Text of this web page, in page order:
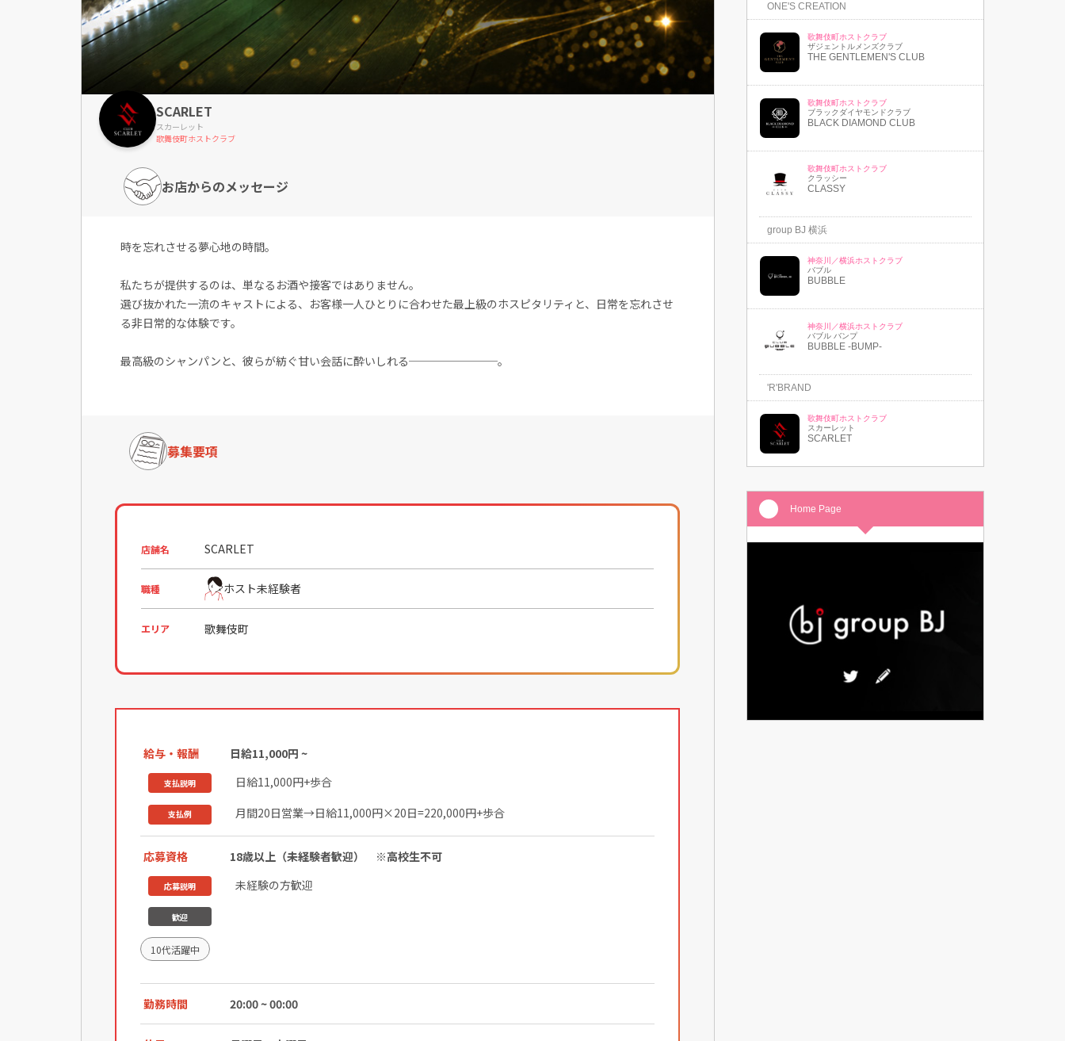
SCARLET
スカーレット
歌舞伎町ホストクラブ
お店からのメッセージ
時を忘れさせる夢心地の時間。
私たちが提供するのは、単なるお酒や接客ではありません。
選び抜かれた一流のキャストによる、お客様一人ひとりに合わせた最上級のホスピタリティと、日常を忘れさせ
る非日常的な体験です。
最高級のシャンパンと、彼らが紡ぐ甘い会話に酔いしれる────────。
募集要項
店舗名 SCARLET
職種 ホスト未経験者
エリア 歌舞伎町
給与・報酬 日給11,000円 ~
支払説明 日給11,000円+歩合
支払例 月間20日営業→日給11,000円×20日=220,000円+歩合
応募資格 18歳以上（未経験者歓迎） ※高校生不可
応募説明 未経験の方歓迎
歓迎
10代活躍中
勤務時間 20:00 ~ 00:00
ONE'S CREATION
歌舞伎町ホストクラブ
ザジェントルメンズクラブ
THE GENTLEMEN'S CLUB
歌舞伎町ホストクラブ
ブラックダイヤモンドクラブ
BLACK DIAMOND CLUB
歌舞伎町ホストクラブ
クラッシー
CLASSY
group BJ 横浜
神奈川／横浜ホストクラブ
バブル
BUBBLE
神奈川／横浜ホストクラブ
バブル バンプ
BUBBLE -BUMP-
'R'BRAND
歌舞伎町ホストクラブ
スカーレット
SCARLET
Home Page